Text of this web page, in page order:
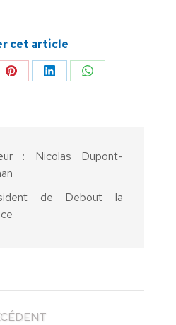
cet article
PartagerPartagerPartager
: Nicolas Dupont-
de Debout la